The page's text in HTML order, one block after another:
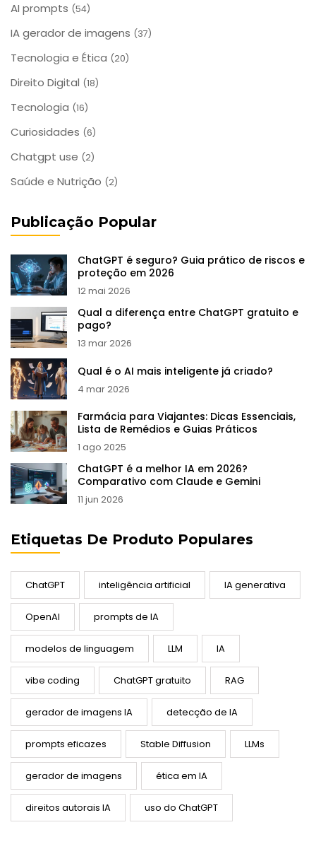
AI prompts (54)
IA gerador de imagens (37)
Tecnologia e Ética (20)
Direito Digital (18)
Tecnologia (16)
Curiosidades (6)
Chatgpt use (2)
Saúde e Nutrição (2)
Publicação Popular
ChatGPT é seguro? Guia prático de riscos e
proteção em 2026
12 mai 2026
Qual a diferença entre ChatGPT gratuito e
pago?
13 mar 2026
Qual é o AI mais inteligente já criado?
4 mar 2026
Farmácia para Viajantes: Dicas Essenciais,
Lista de Remédios e Guias Práticos
1 ago 2025
ChatGPT é a melhor IA em 2026?
Comparativo com Claude e Gemini
11 jun 2026
Etiquetas De Produto Populares
ChatGPT inteligência artificial IA generativa
OpenAI prompts de IA
modelos de linguagem LLM IA
vibe coding ChatGPT gratuito RAG
gerador de imagens IA detecção de IA
prompts eficazes Stable Diffusion LLMs
gerador de imagens ética em IA
direitos autorais IA uso do ChatGPT